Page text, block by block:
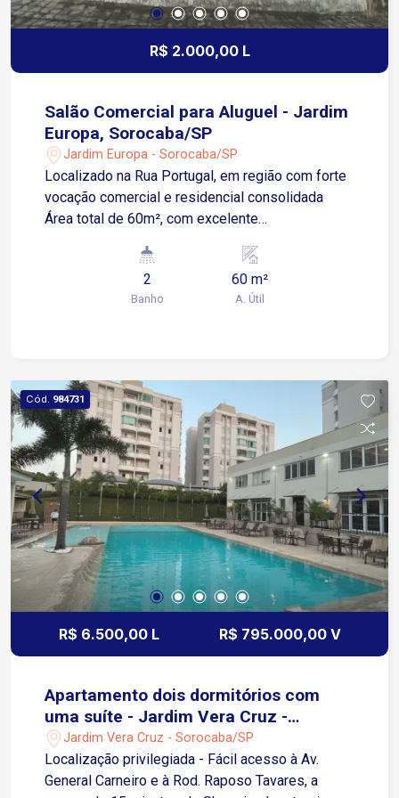
R$ 2.000,00 L
Salão Comercial para Aluguel - Jardim
Europa, Sorocaba/SP
Jardim Europa - Sorocaba/SP
Localizado na Rua Portugal, em região com forte
vocação comercial e residencial consolidada
Área total de 60m², com excelente
copa, ideal para uso como restaurante,
lanchonete, marmitaria ou similar, podendo ser
adaptado para outros segmentos comerciais
Américo de Carvalho 3 minutos da Avenida Santa
Cruz 7 minutos da Rodovia Raposo Tavares, fácil
conexão com outras regiões da cidade e
logística facilitada
2
Banho
60 m²
A. Útil
Cód. 984731
R$ 6.500,00 L R$ 795.000,00 V
Apartamento dois dormitórios com
uma suíte - Jardim Vera Cruz -
Sorocaba/SP
Jardim Vera Cruz - Sorocaba/SP
Localização privilegiada - Fácil acesso à Av.
General Carneiro e à Rod. Raposo Tavares, a